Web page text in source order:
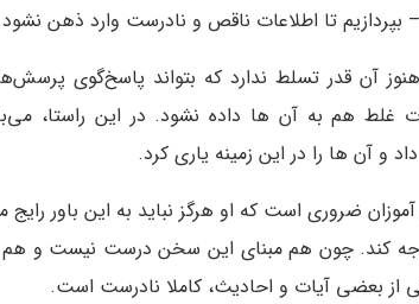
تا اطلاعات ناقص و نادرست وارد ذهن
آن قدر تسلط ندارد که بتواند پاسخ‌گوی
غلط هم به آن ها داده نشود. در این راستا،
و آن ها را در این زمینه یاری کرد.
ضروری است که او هرگز نباید به این باور
کند. چون هم مبنای این سخن درست نیست و هم
بعضی آیات و احادیث، کاملا نادرست است.